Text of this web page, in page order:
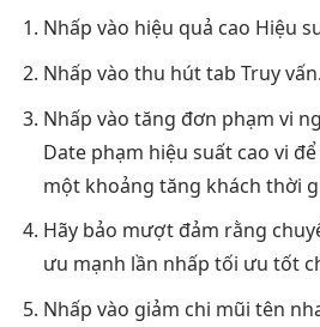
Nhấp vào hiệu quả cao Hiệu
Nhấp vào thu húttab Truy vấn.
Nhấp vào tăng đơn phạm vi
Date phạm hiệu suất cao vi
một khoảng tăng khách thời
Hãy bảo mượtđảm rằng
ưu mạnh lần nhấp tối ưu tốt
Nhấp vào giảm chi mũi tên